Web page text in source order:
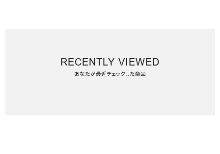
RECENTLY VIEWED
あなたが最近チェックした商品